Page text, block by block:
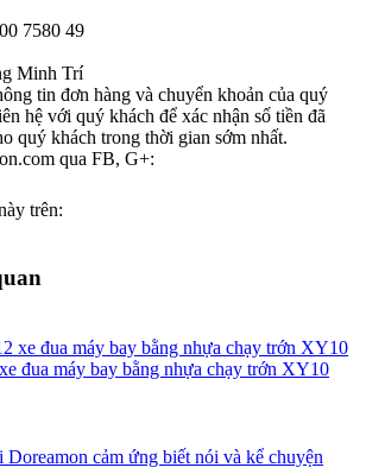
7580 49
Minh Trí
tin đơn hàng và chuyển khoản của quý
hệ với quý khách để xác nhận số tiền đã
quý khách trong thời gian sớm nhất.
qua FB, G+:
trên:
đua máy bay bằng nhựa chạy trớn XY10